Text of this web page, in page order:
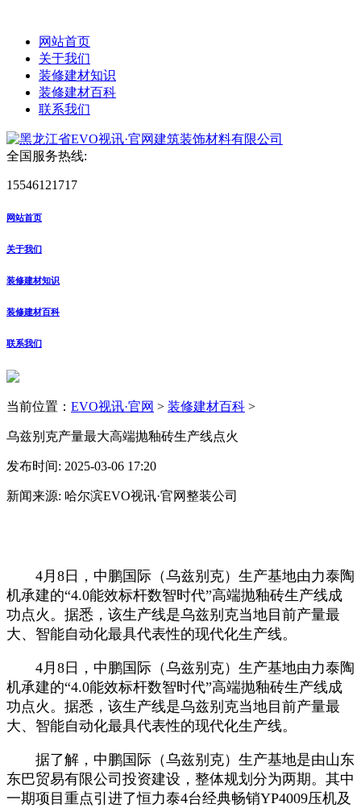
网站首页
关于我们
装修建材知识
装修建材百科
联系我们
全国服务热线:
15546121717
网站首页
关于我们
装修建材知识
装修建材百科
联系我们
当前位置： EVO视讯·官网 > 装修建材百科 >
乌兹别克产量最大高端抛釉砖生产线点火
发布时间: 2025-03-06 17:20
新闻来源: 哈尔滨EVO视讯·官网整装公司
4月8日，中鹏国际（乌兹别克）生产基地由力泰陶
机承建的“4.0能效标杆数智时代”高端抛釉砖生产线成
功点火。据悉，该生产线是乌兹别克当地目前产量最
大、智能自动化最具代表性的现代化生产线。
4月8日，中鹏国际（乌兹别克）生产基地由力泰陶
机承建的“4.0能效标杆数智时代”高端抛釉砖生产线成
功点火。据悉，该生产线是乌兹别克当地目前产量最
大、智能自动化最具代表性的现代化生产线。
据了解，中鹏国际（乌兹别克）生产基地是由山东
东巴贸易有限公司投资建设，整体规划分为两期。其中
一期项目重点引进了恒力泰4台经典畅销YP4009压机及